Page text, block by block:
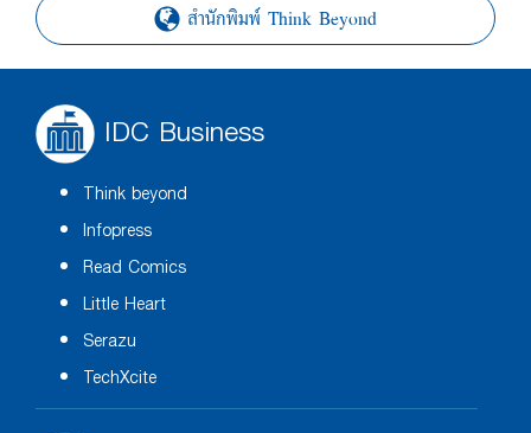
สำนักพิมพ์ Think Beyond
IDC Business
Think beyond
Infopress
Read Comics
Little Heart
Serazu
TechXcite